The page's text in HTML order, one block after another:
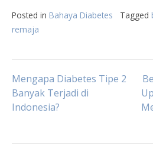
Posted in Bahaya Diabetes Tagged
remaja
Post
navigation
Mengapa Diabetes Tipe 2
Banyak Terjadi di
Indonesia?